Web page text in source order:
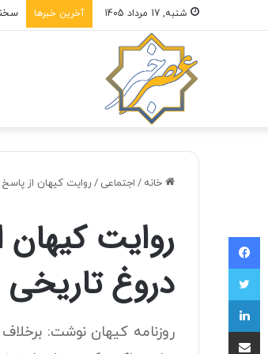
شنبه, 17 مرداد 1405 آخرین خبرها
خانه / اجتماعی / روایت کیهان از
روایت
دروغ تاریخی
روزنامه کیهان نوشت: